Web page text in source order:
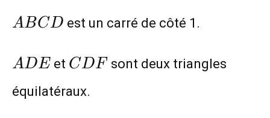
ABCD
ABCD est un carré de côté 1.
ADE
ADE et CDF
CDF sont deux triangles
équilatéraux.